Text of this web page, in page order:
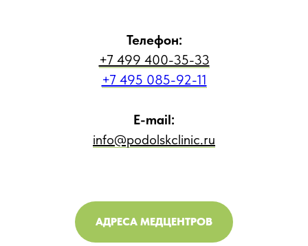
Телефон:
+7 499 400-35-33
+7 495 085-92-11
E-mail:
info@podolskclinic.ru
АДРЕСА МЕДЦЕНТРОВ